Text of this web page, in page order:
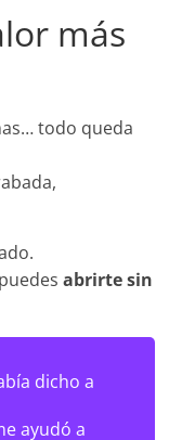
más
todo queda
abrirte sin
dicho a
ayudó a